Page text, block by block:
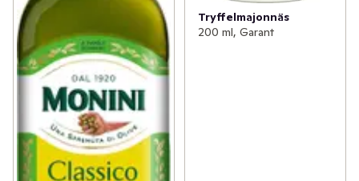
Tryffelmajonnäs
200 ml, Garant